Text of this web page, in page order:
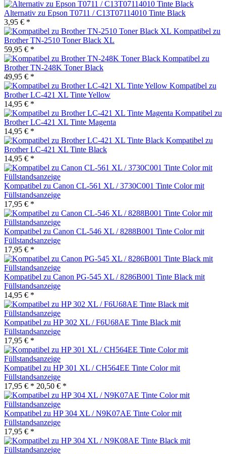
Alternativ zu Epson T0711 / C13T07114010 Tinte Black
3,95 € *
Kompatibel zu
Brother TN-2510 Toner Black XL
59,95 € *
Kompatibel zu
Brother TN-248K Toner Black
49,95 € *
Kompatibel zu
Brother LC-421 XL Tinte Yellow
14,95 € *
Kompatibel zu
Brother LC-421 XL Tinte Magenta
14,95 € *
Kompatibel zu
Brother LC-421 XL Tinte Black
14,95 € *
Kompatibel zu Canon CL-561 XL / 3730C001 Tinte Color mit
Füllstandsanzeige
17,95 € *
Kompatibel zu Canon CL-546 XL / 8288B001 Tinte Color mit
Füllstandsanzeige
17,95 € *
Kompatibel zu Canon PG-545 XL / 8286B001 Tinte Black mit
Füllstandsanzeige
14,95 € *
Kompatibel zu HP 302 XL / F6U68AE Tinte Black mit
Füllstandsanzeige
17,95 € *
Kompatibel zu HP 301 XL / CH564EE Tinte Color mit
Füllstandsanzeige
17,95 € * 20,50 € *
Kompatibel zu HP 304 XL / N9K07AE Tinte Color mit
Füllstandsanzeige
17,95 € *